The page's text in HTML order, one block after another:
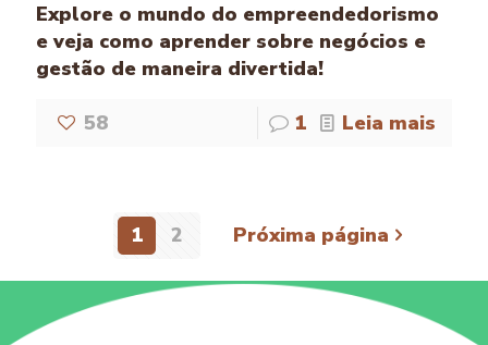
Explore o mundo do empreendedorismo
e veja como aprender sobre negócios e
gestão de maneira divertida!
58 1 Leia mais
1 2 Próxima página